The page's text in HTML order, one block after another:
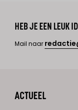
HEB JE EEN LEUK
Mail naar
ACTUEEL